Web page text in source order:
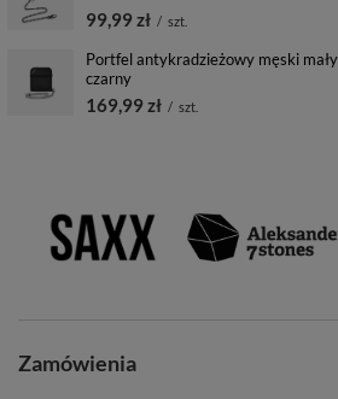
99,99 zł / szt.
Portfel antykradzieżowy męski
czarny
169,99 zł / szt.
Zamówienia